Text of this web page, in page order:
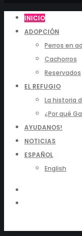
INICIO
ADOPCIÓN
Perros en
Cachorros
Reservados
EL REFUGIO
La historia
¿Por qué
AYUDANOS!
NOTICIAS
ESPAÑOL
English